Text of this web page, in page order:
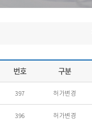
번호 구분
397 허가변경
396 허가변경